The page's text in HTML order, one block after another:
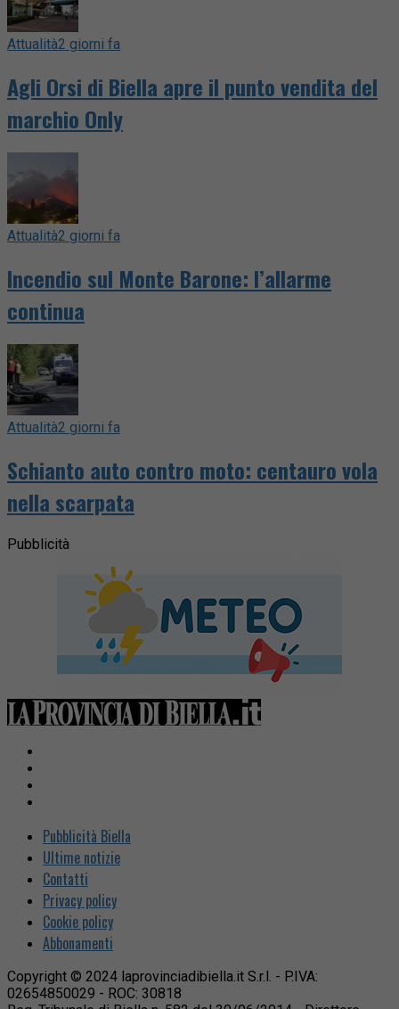
Attualità2 giorni fa
Agli Orsi di Biella apre il punto vendita del
marchio Only
Attualità2 giorni fa
Incendio sul Monte Barone: l’allarme
continua
Attualità2 giorni fa
Schianto auto contro moto: centauro vola
nella scarpata
Pubblicità
Pubblicità Biella
Ultime notizie
Contatti
Privacy policy
Cookie policy
Abbonamenti
Copyright © 2024 laprovinciadibiella.it S.r.l. - P.IVA:
02654850029 - ROC: 30818